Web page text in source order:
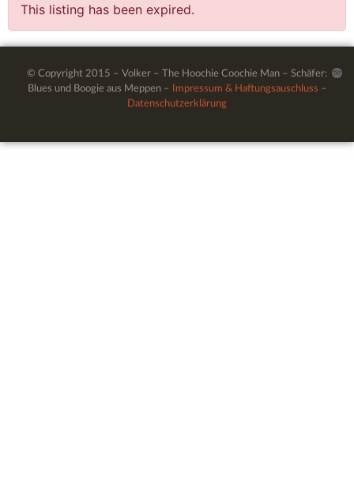
This listing has been expired.
© Copyright 2015 – Volker – The Hoochie Coochie Man – Schäfer:
Blues und Boogie aus Meppen –
Impressum & Haftungsauschluss –
Datenschutzerklärung